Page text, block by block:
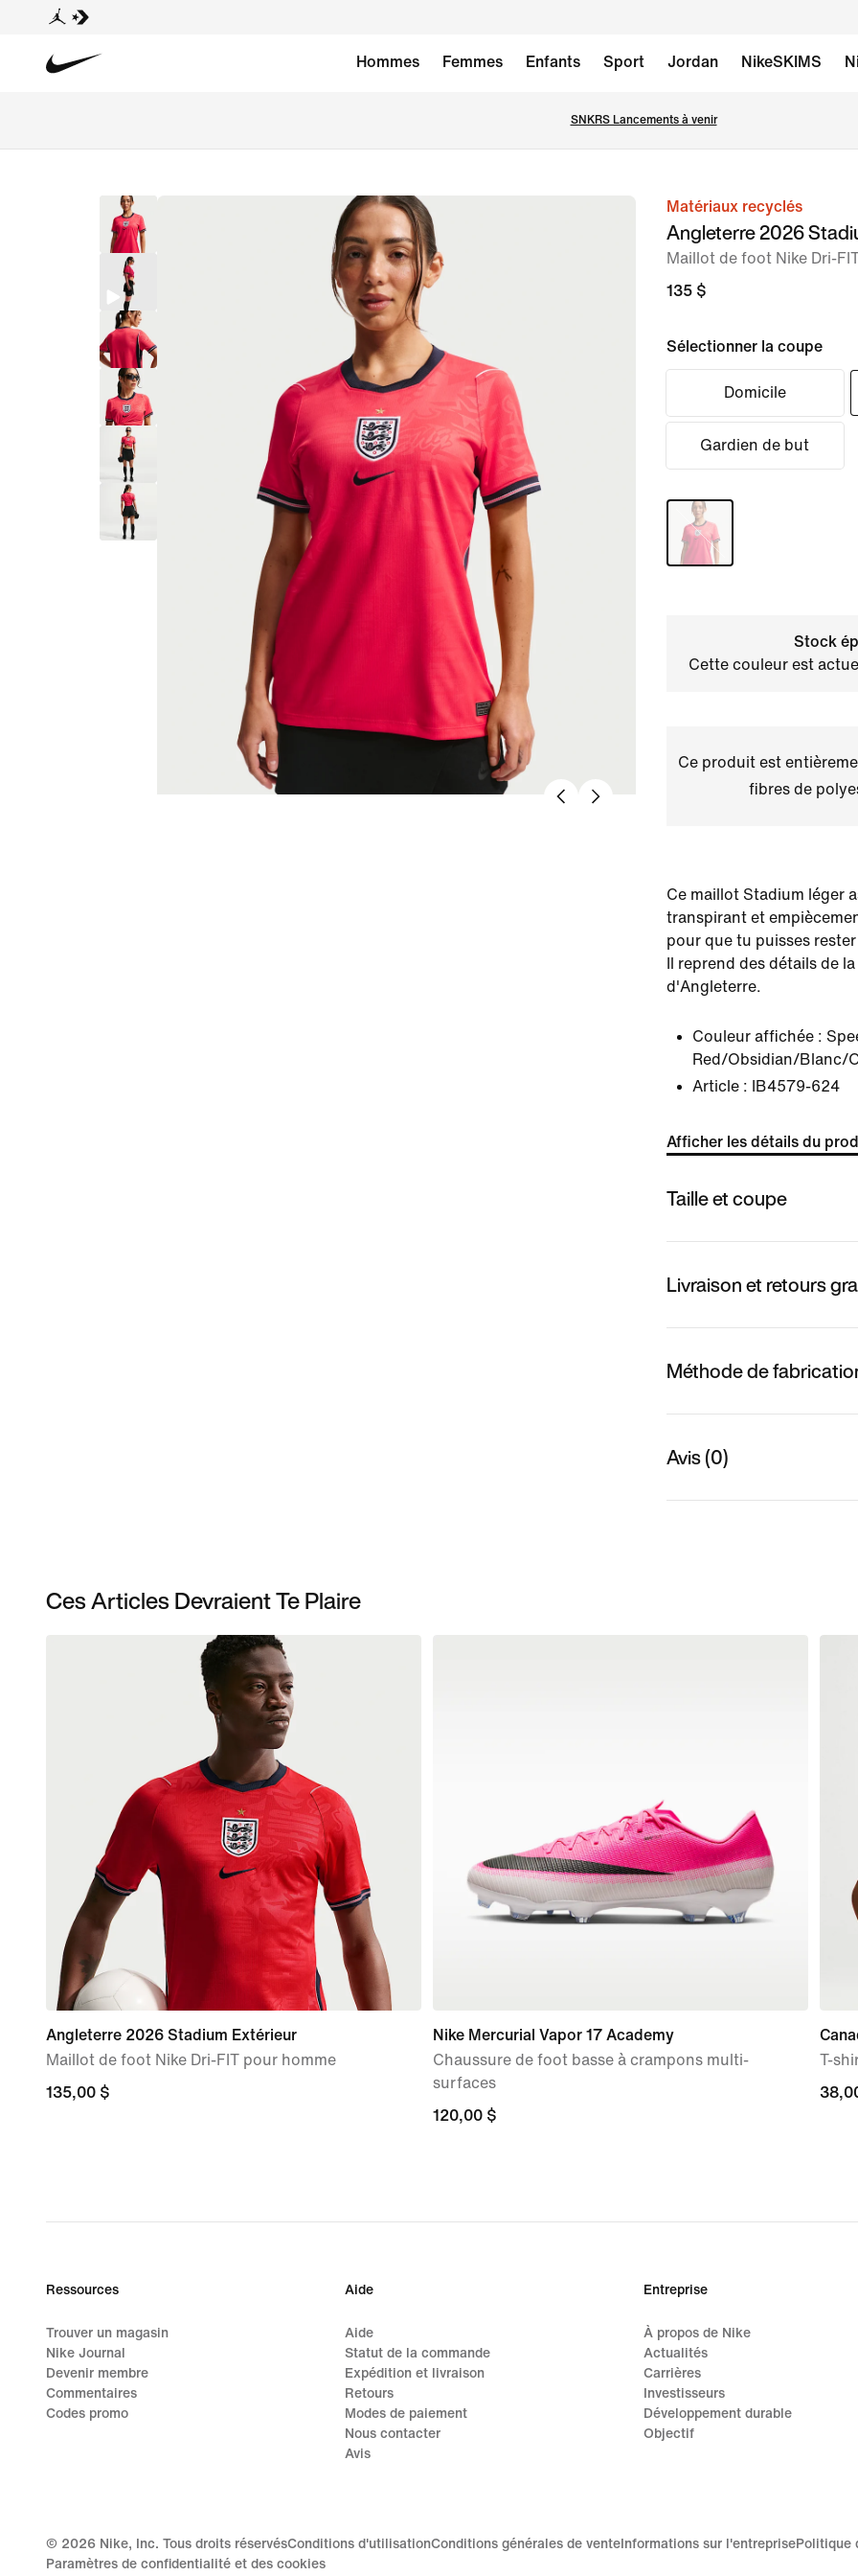
Hommes Femmes Enfants Sport Jordan NikeSKIMS
SNKRS Lancements à venir
image 1Matériaux recyclés
Angleterre 2026
Maillot de foot Nike Dri-
135 $
Sélectionner la coupe
Domicile
Gardien de but
Stock
Cette couleur est
Ce produit est
fibres de
Ce maillot Stadium léger
transpirant et
pour que tu puisses
Il reprend des détails de
d'Angleterre.
Couleur affichée :
Red/Obsidian/Blanc/
Article :
IB4579-624
Afficher les détails du
Taille et coupe
Livraison et retours
Méthode de
Avis (0)
Ces Articles Devraient Te Plaire
Angleterre 2026 Stadium Extérieur
Maillot de foot Nike Dri-FIT pour homme
135,00 $
135,00 $
Nike Mercurial Vapor 17 Academy
Chaussure de foot basse à crampons multi-
surfaces
120,00 $
120,00 $
T-
Ressources
Trouver un magasin
Nike Journal
Devenir membre
Commentaires
Codes promo
Aide
Aide
Statut de la commande
Expédition et livraison
Retours
Modes de paiement
Nous contacter
Avis
Entreprise
À propos de Nike
Actualités
Carrières
Investisseurs
Développement durable
Objectif
© 2026 Nike, Inc. Tous droits réservésConditions d'utilisationConditions générales de venteInformations sur l'entreprisePolitique
Paramètres de confidentialité et des cookies